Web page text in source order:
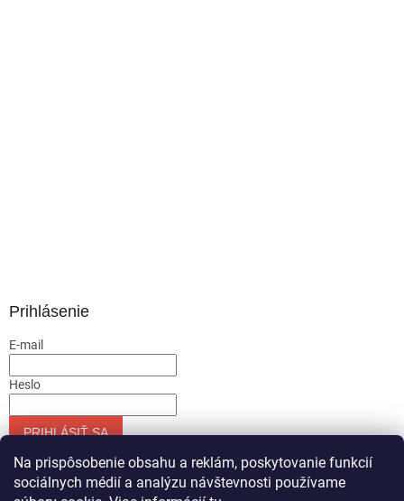
Na prispôsobenie obsahu a reklám, poskytovanie funkcií
sociálnych médií a analýzu návštevnosti používame
Prihlásenie
E-mail
Heslo
PRIHLÁSIŤ SA
Nová registráciaZabudnuté heslo